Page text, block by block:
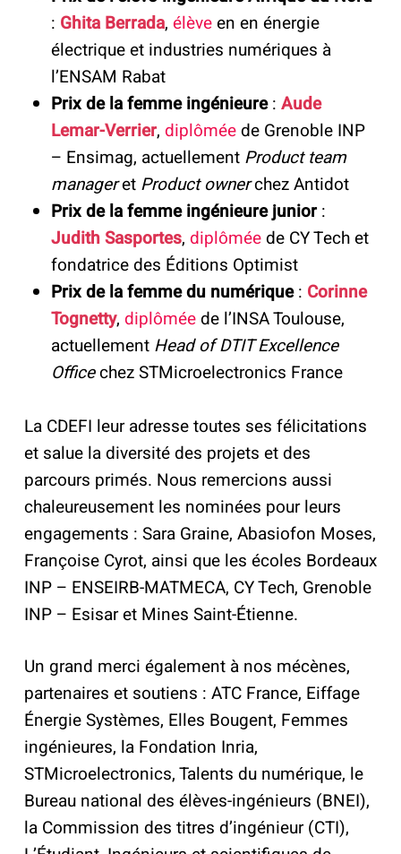
: Ghita Berrada, élèveen en énergie
électrique et industries numériques à
l’ENSAM Rabat
Prix de la femme ingénieure: Aude
Lemar-Verrier, diplôméede Grenoble INP
– Ensimag, actuellement Product team
manageret Product ownerchez Antidot
Prix de la femme ingénieure junior:
Judith Sasportes, diplôméede CY Tech et
fondatrice des Éditions Optimist
Prix de la femme du numérique: Corinne
Tognetty, diplôméede l’INSA Toulouse,
actuellement Head of DTIT Excellence
Officechez STMicroelectronics France
La CDEFI leur adresse toutes ses félicitations
et salue la diversité des projets et des
parcours primés. Nous remercions aussi
chaleureusement les nominées pour leurs
engagements : Sara Graine, Abasiofon Moses,
Françoise Cyrot, ainsi que les écoles Bordeaux
INP – ENSEIRB-MATMECA, CY Tech, Grenoble
INP – Esisar et Mines Saint-Étienne.
Un grand merci également à nos mécènes,
partenaires et soutiens : ATC France, Eiffage
Énergie Systèmes, Elles Bougent, Femmes
ingénieures, la Fondation Inria,
STMicroelectronics, Talents du numérique, le
Bureau national des élèves-ingénieurs (BNEI),
la Commission des titres d’ingénieur (CTI),